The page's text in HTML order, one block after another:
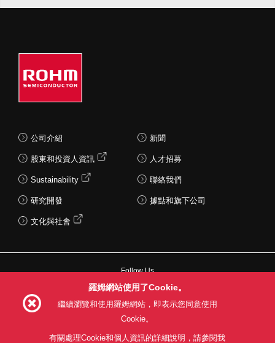
公司介紹
股東和投資人資訊
Sustainability
研究開發
文化與社會
新聞
人才招募
聯絡我們
據點和旗下公司
Follow Us
網站使用條款 利用目的 隱私權政策
網站地圖
羅姆網站使用了Cookie。
繼續瀏覽和使用羅姆網站，即表示您同意使用
Cookie。
有關處理Cookie和個人資訊的詳細說明，請參閱我